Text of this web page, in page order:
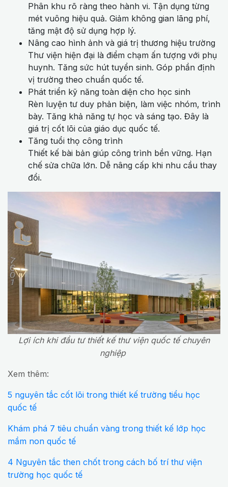
Phân khu rõ ràng theo hành vi. Tận dụng từng
mét vuông hiệu quả. Giảm không gian lãng phí,
tăng mật độ sử dụng hợp lý.
Nâng cao hình ảnh và giá trị thương hiệu trường
Thư viện hiện đại là điểm chạm ấn tượng với phụ
huynh. Tăng sức hút tuyển sinh. Góp phần định
vị trường theo chuẩn quốc tế.
Phát triển kỹ năng toàn diện cho học sinh
Rèn luyện tư duy phản biện, làm việc nhóm, trình
bày. Tăng khả năng tự học và sáng tạo. Đây là
giá trị cốt lõi của giáo dục quốc tế.
Tăng tuổi thọ công trình
Thiết kế bài bản giúp công trình bền vững. Hạn
chế sửa chữa lớn. Dễ nâng cấp khi nhu cầu thay
đổi.
Lợi ích khi đầu tư thiết kế thư viện quốc tế chuyên
nghiệp
Xem thêm:
5 nguyên tắc cốt lõi trong thiết kế trường tiểu học
quốc tế
Khám phá 7 tiêu chuẩn vàng trong thiết kế lớp học
mầm non quốc tế
4 Nguyên tắc then chốt trong cách bố trí thư viện
trường học quốc tế